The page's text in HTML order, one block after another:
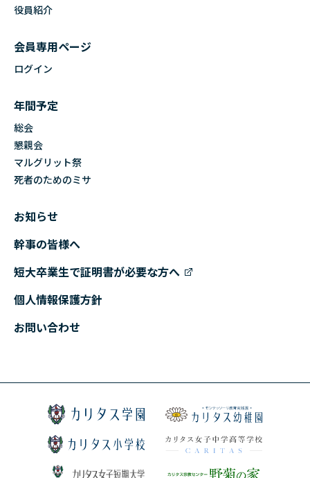
役員紹介
会員専用ページ
ログイン
年間予定
総会
懇親会
マルグリット祭
死者のためのミサ
お知らせ
幹事の皆様へ
短大卒業生で証明書が必要な方へ
個人情報保護方針
お問い合わせ